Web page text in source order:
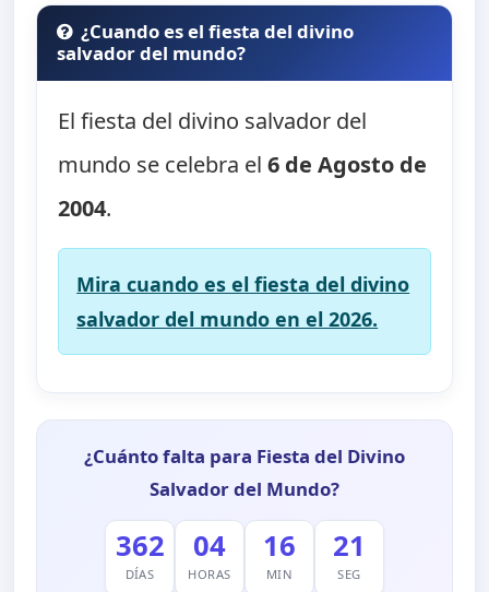
¿Cuando es el fiesta del divino
salvador del mundo?
El fiesta del divino salvador del
mundo se celebra el6 de Agosto de
2004.
Mira cuando es el fiesta del divino
salvador del mundo en el 2026.
¿Cuánto falta para Fiesta del Divino
Salvador del Mundo?
362
DÍAS
04
HORAS
16
MIN
21
SEG